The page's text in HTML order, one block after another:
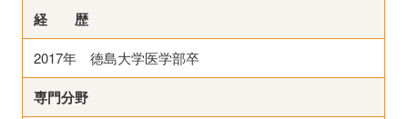
経 歴
2017年 徳島大学医学部卒
専門分野